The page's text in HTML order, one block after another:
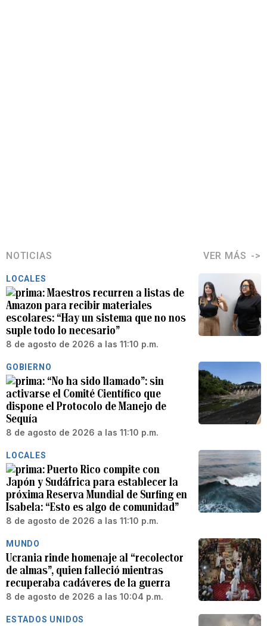
NOTICIAS VER MÁS
LOCALES
Maestros recurren a listas de
Amazon para recibir materiales
escolares: “Hay un sistema que no nos
suple todo lo necesario”
8 de agosto de 2026 a las 11:10 p.m.
GOBIERNO
“No ha sido llamado”: sin
activarse el Comité Científico que
dispone el Protocolo de Manejo de
Sequía
8 de agosto de 2026 a las 11:10 p.m.
LOCALES
Puerto Rico compite con
Japón y Sudáfrica para establecer la
próxima Reserva Mundial de Surfing en
Isabela: “Esto es algo de comunidad”
8 de agosto de 2026 a las 11:10 p.m.
MUNDO
Ucrania rinde homenaje al “recolector
de almas”, quien falleció mientras
recuperaba cadáveres de la guerra
8 de agosto de 2026 a las 10:04 p.m.
ESTADOS UNIDOS